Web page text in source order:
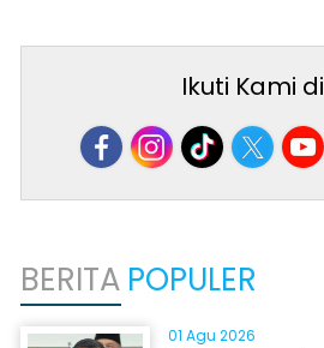
Ikuti Kami di
BERITA POPULER
01 Agu 2026